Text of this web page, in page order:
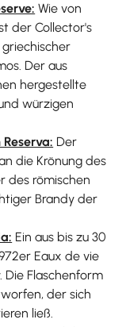
Wie von
der Collector's
griechischer
Der aus
hergestellte
würzigen
Der
die Krönung des
des römischen
Brandy der
Ein aus bis zu 30
Eaux de vie
Die Flaschenform
der sich
ließ.